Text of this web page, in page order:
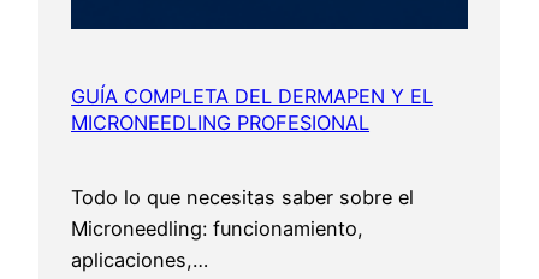
GUÍA COMPLETA DEL DERMAPEN Y EL
MICRONEEDLING PROFESIONAL
Todo lo que necesitas saber sobre el
Microneedling: funcionamiento,
aplicaciones,…